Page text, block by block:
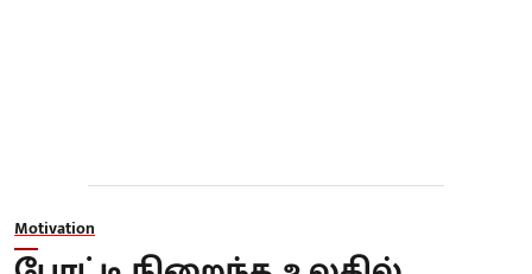
Motivation